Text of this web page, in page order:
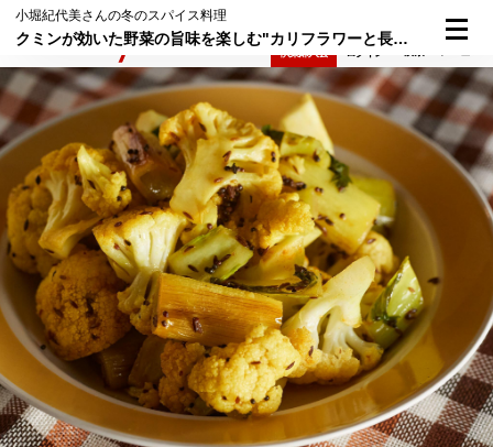
小堀紀代美さんの冬のスパイス料理
クミンが効いた野菜の旨味を楽しむ"カリフラワーと長ねぎのサブジ"